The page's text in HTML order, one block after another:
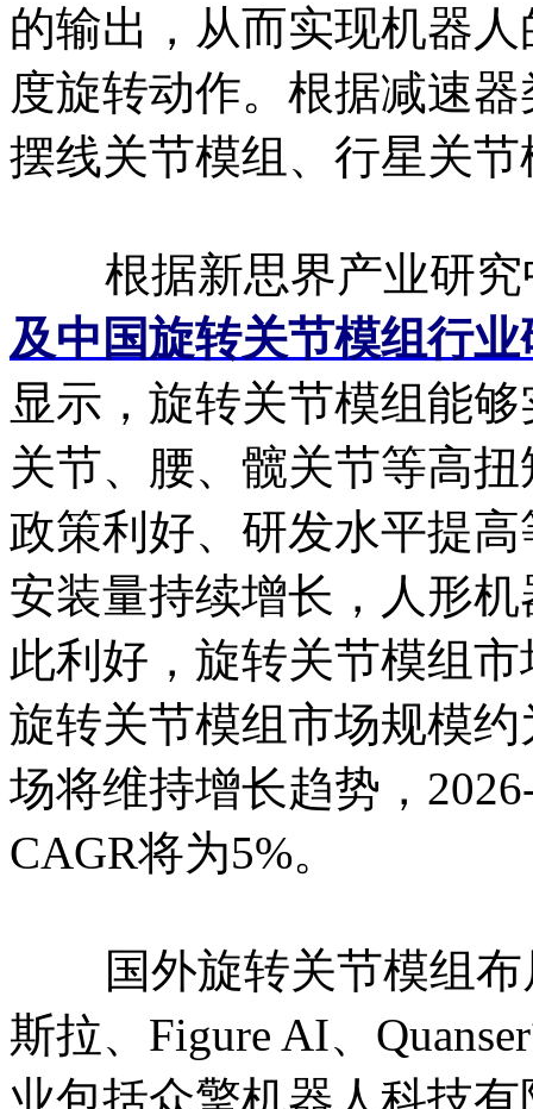
的输出，从而实现机器
度旋转动作。根据减速
摆线关节模组、行星关
根据新思界产业研究
及中国旋转关节模组行
显示，旋转关节模组能
关节、腰、髋关节等高
政策利好、研发水平提
安装量持续增长，人形
此利好，旋转关节模组
旋转关节模组市场规模
场将维持增长趋势，
CAGR将为5%。
国外旋转关节模组布
斯拉、Figure AI、
业包括众擎机器人科技